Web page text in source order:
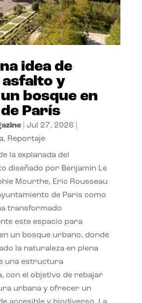
idea de
y
bosque en
París
| Jul 27, 2026
, Reportaje
la explanada del
diseñado por Benjamin Le
Mourthe, Eric Rousseau
de París como
transformado
este espacio para
un bosque urbano, donde
la naturaleza en plena
una estructura
con el objetivo de rebajar
urbana y ofrecer un